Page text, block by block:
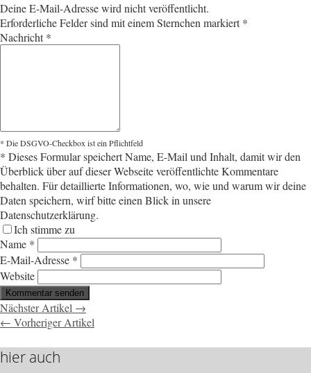
Deine E-Mail-Adresse wird nicht veröffentlicht.
Erforderliche Felder sind mit einem Sternchen markiert*
Nachricht*
* Die DSGVO-Checkbox ist ein Pflichtfeld
* Dieses Formular speichert Name, E-Mail und Inhalt, damit wir den
Überblick über auf dieser Webseite veröffentlichte Kommentare
behalten. Für detaillierte Informationen, wo, wie und warum wir deine
Daten speichern, wirf bitte einen Blick in unsere
Datenschutzerklärung.
Ich stimme zu
Name *
E-Mail-Adresse *
Website
Nächster Artikel →
← Vorheriger Artikel
hier auch